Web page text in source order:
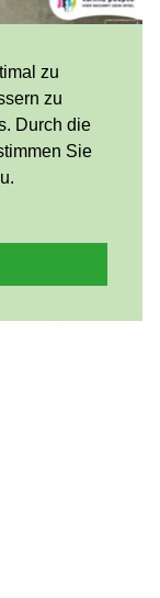
zu
zu
Durch die
Sie